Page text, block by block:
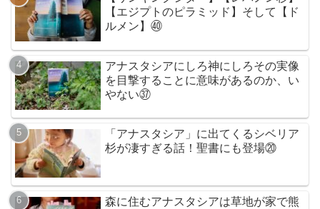
【エジプトのピラミッド】そして【ド
ルメン】㊵
アナスタシアにしろ神にしろその実像
を目撃することに意味があるのか、い
やない㊲
「アナスタシア」に出てくるシベリア
杉が凄すぎる話！聖書にも登場⑳
森に住むアナスタシアは草地が家で熊